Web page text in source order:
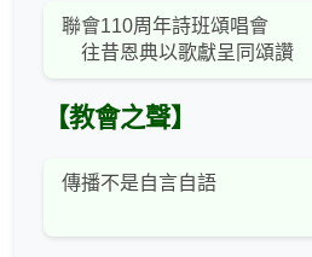
聯會110周年詩班頌唱會
往昔恩典以歌獻呈同頌讚
【教會之聲】
傳播不是自言自語